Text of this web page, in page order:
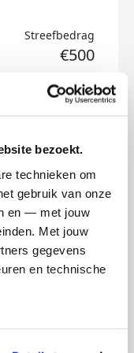
bezoekt.
technieken om
gebruik van onze
en — met jouw
Met jouw
gegevens
en technische
Streefbedrag
€500